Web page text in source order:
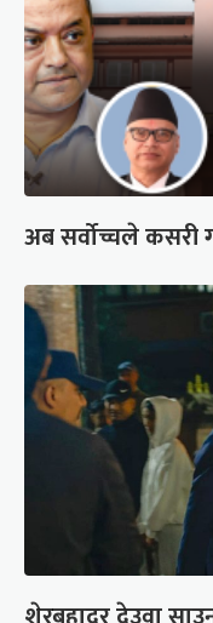
अब सर्वोच्चले कसरी